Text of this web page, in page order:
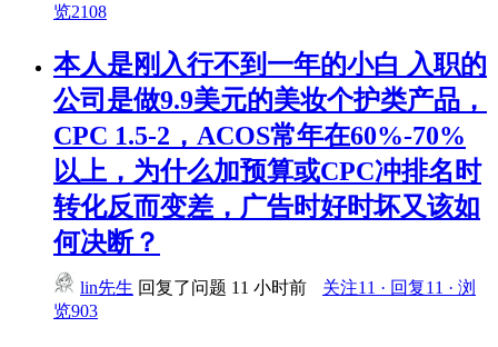
览2108
本人是刚入行不到一年的小白 入职的
公司是做9.9美元的美妆个护类产品，
CPC 1.5-2，ACOS常年在60%-70%
以上，为什么加预算或CPC冲排名时
转化反而变差，广告时好时坏又该如
何决断？
lin先生 回复了问题 11 小时前
关注11 · 回复11 · 浏
览903